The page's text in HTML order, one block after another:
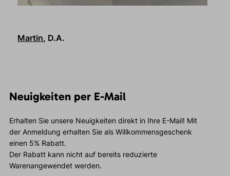
Martin, D.A.
Neuigkeiten per E-Mail
Erhalten Sie unsere Neuigkeiten direkt in Ihre E-Mail! Mit
der Anmeldung erhalten Sie als Willkommensgeschenk
einen 5% Rabatt.
Der Rabatt kann nicht auf bereits reduzierte
Warenangewendet werden.